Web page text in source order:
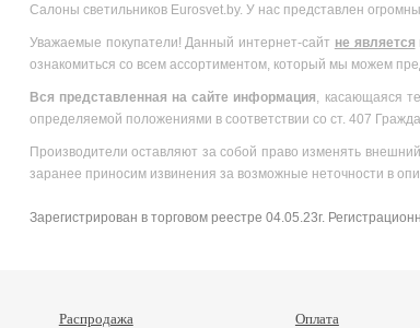
Салоны светильников Eurosvet.by. У нас представлен
Уважаемые покупатели! Данный интернет-сайт не является
ознакомиться со всем ассортиментом, который мы можем
Вся представленная на сайте информация , касающаяся
определяемой положениями в соответствии со ст. 407
Производители оставляют за собой право изменять
заранее приносим извинения за возможные неточности в
Зарегистрирован в торговом реестре 04.05.23г.
Распродажа
Оплата